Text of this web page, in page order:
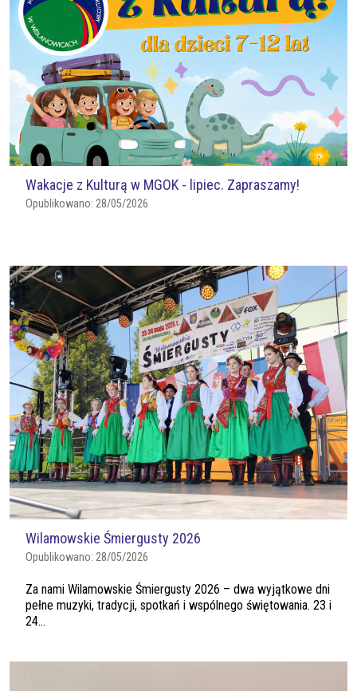
Wakacje z Kulturą w MGOK - lipiec. Zapraszamy!
Opublikowano: 28/05/2026
Wilamowskie Śmiergusty 2026
Opublikowano: 28/05/2026
Za nami Wilamowskie Śmiergusty 2026 – dwa wyjątkowe dni
pełne muzyki, tradycji, spotkań i wspólnego świętowania. 23 i
24...